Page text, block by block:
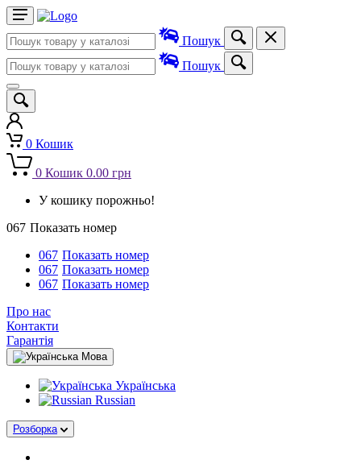
Пошук
Пошук
0 Кошик
0 Кошик 0.00 грн
У кошику порожньо!
067 Показать номер
067 Показать номер
067 Показать номер
067 Показать номер
Про нас
Контакти
Гарантія
Мова
Українська
Russian
Розборка